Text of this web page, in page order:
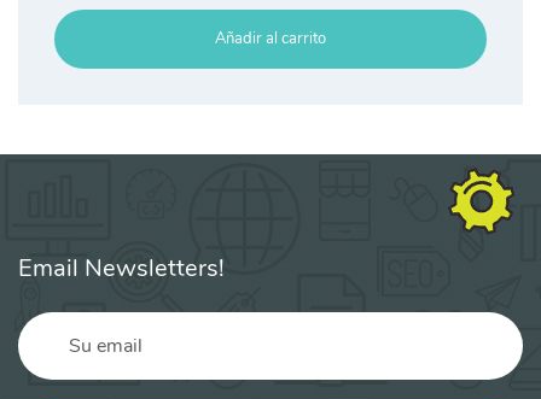
Añadir al carrito
Email Newsletters!